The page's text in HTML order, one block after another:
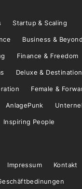
Startup & Scaling
Business & Beyond
Finance & Freedom
Deluxe &
Female &
AnlagePunk
Inspiring People
Impressum Kontakt